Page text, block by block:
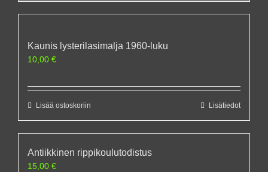
Kaunis lysterilasimalja 1960-luku
10,00 €
Lisää ostoskoriin Lisätiedot
Antiikkinen rippikoulutodistus
15,00 €